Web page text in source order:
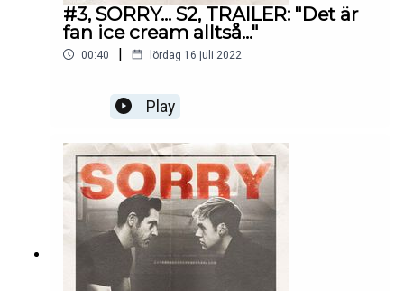
#3, SORRY... S2, TRAILER: "Det är
fan ice cream alltså..."
00:40 | lördag 16 juli 2022
Play